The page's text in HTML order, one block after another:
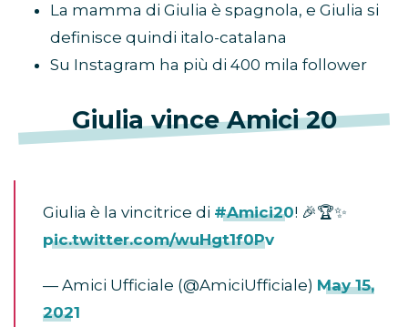
La mamma di Giulia è spagnola, e Giulia si
definisce quindi italo-catalana
Su Instagram ha più di 400 mila follower
Giulia vince Amici 20
Giulia è la vincitrice di #Amici20! 🎉🏆✨
pic.twitter.com/wuHgt1f0Pv
— Amici Ufficiale (@AmiciUfficiale) May 15,
2021